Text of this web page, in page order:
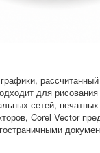
для
сетей,
Corel Vector